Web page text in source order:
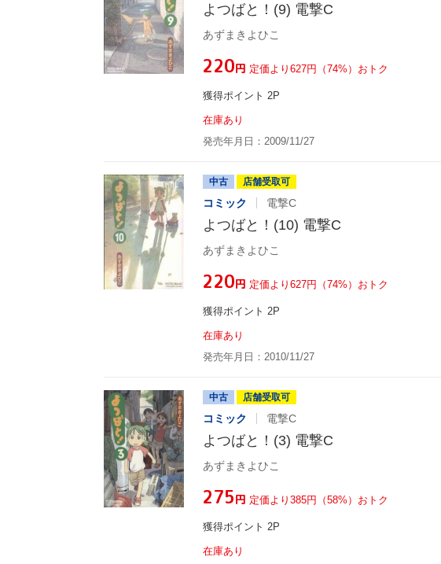
よつばと！(9) 電撃C
あずまきよひこ
¥220円 定価より627円（74%）おトク
獲得ポイント 2P
在庫あり
発売年月日：2009/11/27
中古 店舗受取可
コミック 電撃C
よつばと！(10) 電撃C
あずまきよひこ
¥220円 定価より627円（74%）おトク
獲得ポイント 2P
在庫あり
発売年月日：2010/11/27
中古 店舗受取可
コミック 電撃C
よつばと！(3) 電撃C
あずまきよひこ
¥275円 定価より385円（58%）おトク
獲得ポイント 2P
在庫あり